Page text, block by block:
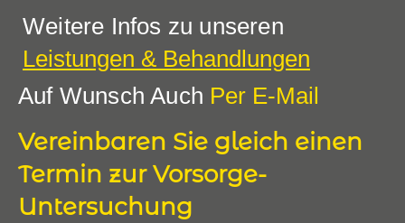
Weitere Infos zu unseren
Leistungen & Behandlungen
Auf Wunsch Auch Per E-Mail
Vereinbaren Sie gleich einen
Termin zur Vorsorge-
Untersuchung